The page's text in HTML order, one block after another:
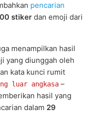
pencarian
stiker dan emoji dari
menampilkan hasil
yang diunggah oleh
kata kunci rumit
luar angkasa –
hasil yang
dalam 29